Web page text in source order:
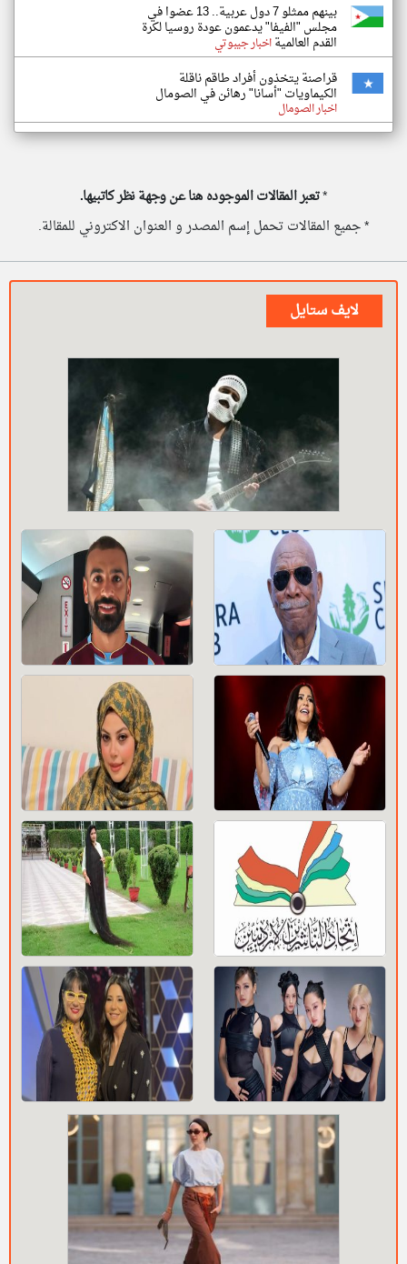
بينهم ممثلو 7 دول عربية.. 13 عضوا في
مجلس "الفيفا" يدعمون عودة روسيا لكرة
القدم العالميةاخبار جيبوتي
قراصنة يتخذون أفراد طاقم ناقلة
الكيماويات "أسانا" رهائن في الصومال
اخبار الصومال
*تعبر المقالات الموجوده هنا عن وجهة نظر كاتبيها.
* جميع المقالات تحمل إسم المصدر و العنوان الاكتروني للمقالة.
لايف ستايل